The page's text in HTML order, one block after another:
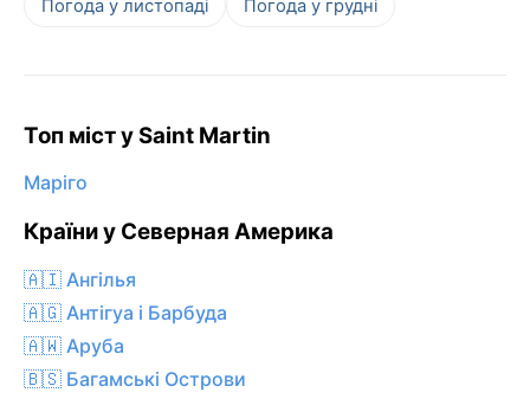
Погода у листопаді Погода у грудні
Топ міст у Saint Martin
Маріго
Країни у Северная Америка
🇦🇮 Ангілья
🇦🇬 Антігуа і Барбуда
🇦🇼 Аруба
🇧🇸 Багамські Острови